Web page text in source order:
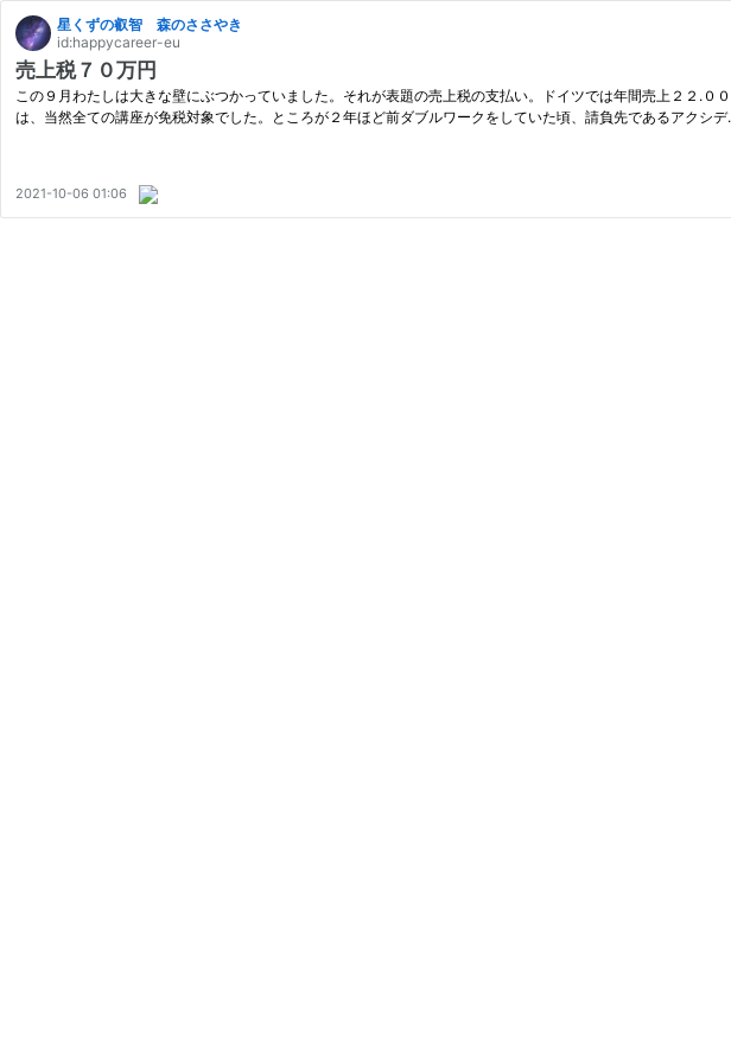
星くずの叡智 森のささやき
id:happycareer-eu
売上税７０万円
この９月わたしは大きな壁にぶつかっていました。それが表題の売上税の支払い。ドイツでは年間売上２２.
は、当然全ての講座が免税対象でした。ところが２年ほど前ダブルワークをしていた頃、請負先であるアクシ
2021-10-06 01:06